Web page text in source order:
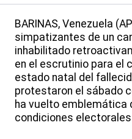
BARINAS, Venezuela
simpatizantes de un
inhabilitado
en el escrutinio para el
estado natal del
protestaron el sábado
ha vuelto emblemática
condiciones